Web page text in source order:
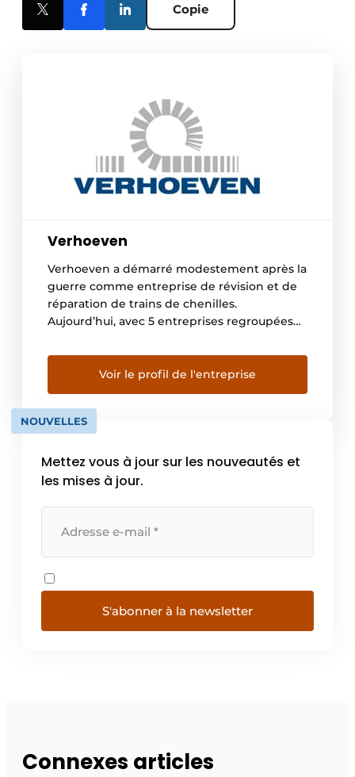
Copie
Verhoeven
Verhoeven a démarré modestement après la
guerre comme entreprise de révision et de
réparation de trains de chenilles.
Aujourd’hui, avec 5 entreprises regroupées
sommes un acteur d’envergure
internationale pour les engins de
terrassement, pièces d’équipement et trains
de chenilles. Le Verhoeven Group est
composé des entreprises suivantes :
Voir le profil de l'entreprise
NOUVELLES
Mettez vous à jour sur les nouveautés et
les mises à jour.
S'abonner à la newsletter
Connexes articles